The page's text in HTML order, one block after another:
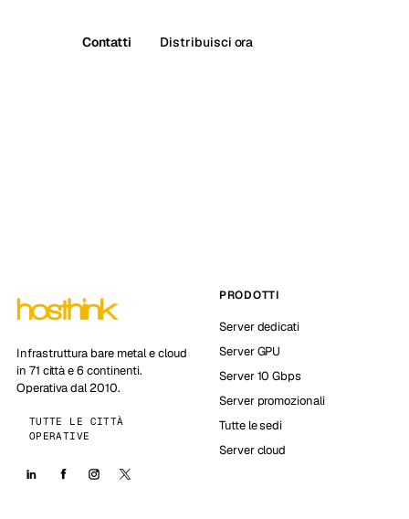
Contatti Distribuisci ora
Infrastruttura bare metal e cloud
in 71 città e 6 continenti.
Operativa dal 2010.
TUTTE LE CITTÀ
OPERATIVE
PRODOTTI
Server dedicati
Server GPU
Server 10 Gbps
Server promozionali
Tutte le sedi
Server cloud